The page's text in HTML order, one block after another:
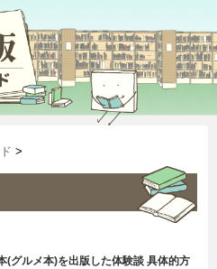
>
(グルメ本)を出版した体験談 具体的方